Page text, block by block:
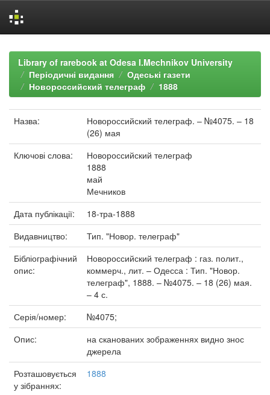
navigationLibrary of rarebook at Odesa I.Mechnikov University
Періодичні видання
Одеські газети
Новороссийский телеграф
1888
Назва:
Новороссийский телеграф. – №4075. – 18
(26) мая
Ключові слова:
Новороссийский телеграф
1888
май
Мечников
Дата публікації:
18-тра-1888
Видавництво:
Тип. "Новор. телеграф"
Бібліографічний
опис:
Новороссийский телеграф : газ. полит.,
коммерч., лит. – Одесса : Тип. "Новор.
телеграф", 1888. – №4075. – 18 (26) мая.
– 4 с.
Серія/номер:
№4075;
Опис:
на сканованих зображеннях видно знос
джерела
Розташовується
у зібраннях:
1888